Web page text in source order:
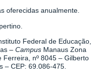
oferecidas anualmente.
Federal de Educação,
– Campus Manaus Zona
Ferreira, nº 8045 – Gilberto
– CEP: 69.086-475.